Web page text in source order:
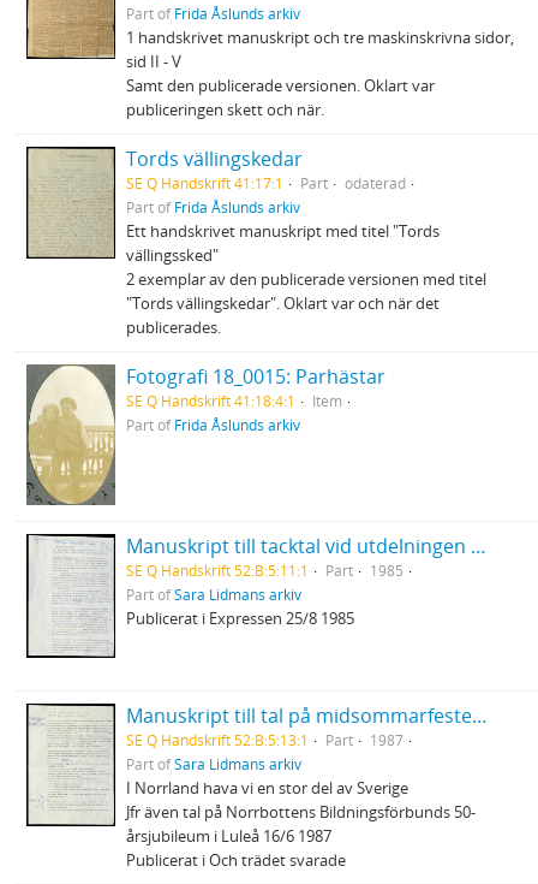
Part ofFrida Åslunds arkiv
1 handskrivet manuskript och tre maskinskrivna sidor,
sid II - V
Samt den publicerade versionen. Oklart var
publiceringen skett och när.
Tords vällingskedar
SE Q Handskrift 41:17:1 Part
odaterad
Part ofFrida Åslunds arkiv
Ett handskrivet manuskript med titel "Tords
vällingssked"
2 exemplar av den publicerade versionen med titel
"Tords vällingskedar". Oklart var och när det
publicerades.
Fotografi 18_0015: Parhästar
SE Q Handskrift 41:18:4:1
Item
Part ofFrida Åslunds arkiv
Manuskript till tacktal vid utdelningen av Selma Lagerlöfs litteraturpris
SE Q Handskrift 52:B:5:11:1 Part
1985
Part ofSara Lidmans arkiv
Publicerat i Expressen 25/8 1985
Manuskript till tal på midsommarfesten i Burträsk
SE Q Handskrift 52:B:5:13:1 Part
1987
Part ofSara Lidmans arkiv
I Norrland hava vi en stor del av Sverige
Jfr även tal på Norrbottens Bildningsförbunds 50-
årsjubileum i Luleå 16/6 1987
Publicerat i Och trädet svarade